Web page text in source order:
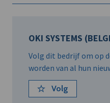
OKI SYSTEMS
Volg dit bedrijf om op
worden van al hun
Volg